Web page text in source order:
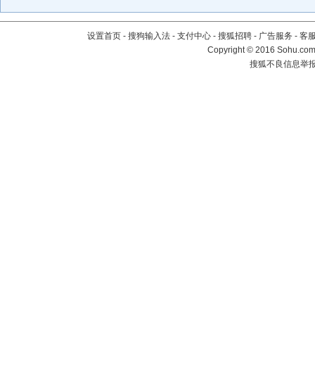
设置首页 - 搜狗输入法 - 支付中心 - 搜狐招聘 - 广告服务 - 客
Copyright©2016
搜狐不良信息举